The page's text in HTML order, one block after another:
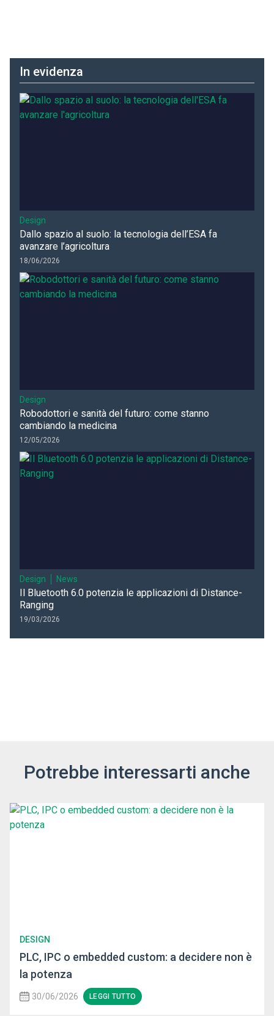
In evidenza
Design
Dallo spazio al suolo: la tecnologia dell’ESA fa
avanzare l’agricoltura
18/06/2026
Design
Robodottori e sanità del futuro: come stanno
cambiando la medicina
12/05/2026
Design News
Il Bluetooth 6.0 potenzia le applicazioni di Distance-
Ranging
19/03/2026
Potrebbe interessarti anche
DESIGN
PLC, IPC o embedded custom: a decidere non è
la potenza
30/06/2026 LEGGI TUTTO